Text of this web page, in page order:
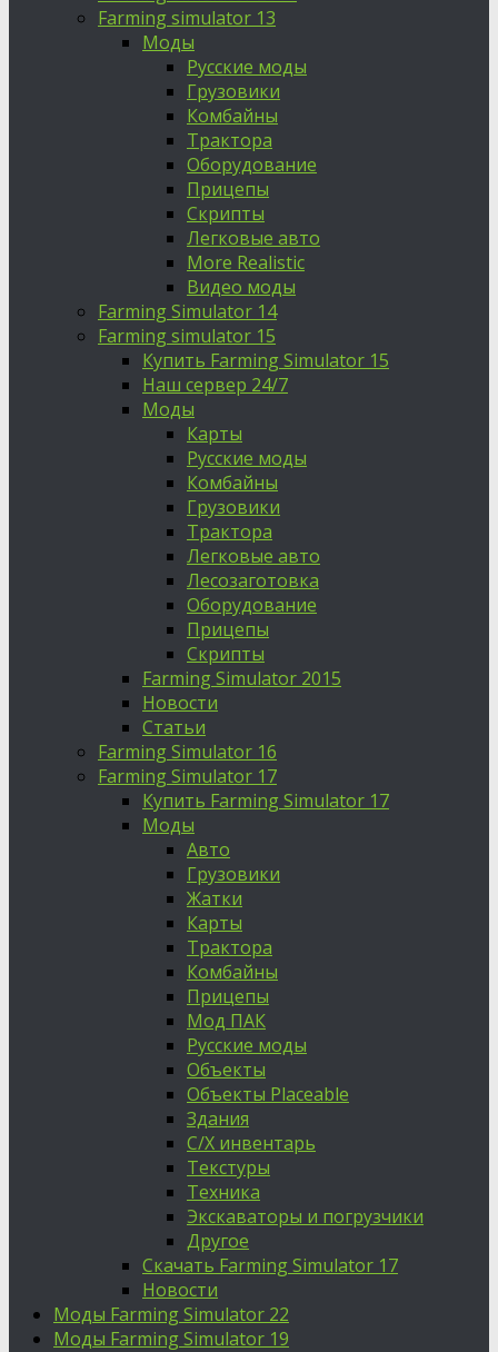
Farming simulator 13
Моды
Русские моды
Грузовики
Комбайны
Трактора
Оборудование
Прицепы
Скрипты
Легковые авто
More Realistic
Видео моды
Farming Simulator 14
Farming simulator 15
Купить Farming Simulator 15
Наш сервер 24/7
Моды
Карты
Русские моды
Комбайны
Грузовики
Трактора
Легковые авто
Лесозаготовка
Оборудование
Прицепы
Скрипты
Farming Simulator 2015
Новости
Статьи
Farming Simulator 16
Farming Simulator 17
Купить Farming Simulator 17
Моды
Авто
Грузовики
Жатки
Карты
Трактора
Комбайны
Прицепы
Мод ПАК
Русские моды
Объекты
Объекты Placeable
Здания
С/Х инвентарь
Текстуры
Техника
Экскаваторы и погрузчики
Другое
Скачать Farming Simulator 17
Новости
Моды Farming Simulator 22
Моды Farming Simulator 19